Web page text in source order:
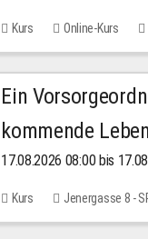
Kurs Online-Kurs
Ein
kommende
17.08.2026 08:00 bis
Kurs Jenergasse 8 -